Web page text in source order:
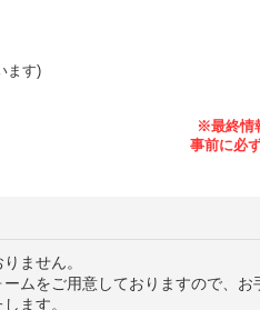
ます)
ません。
ムをご用意しておりますので、お
ます。